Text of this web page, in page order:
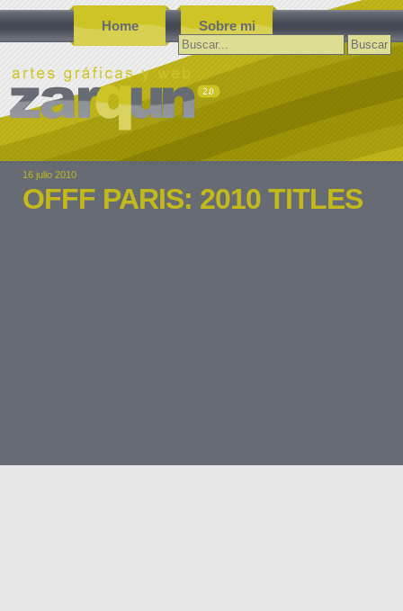
Home Sobre mi
Buscar:
16 julio 2010
OFFF PARIS: 2010 TITLES